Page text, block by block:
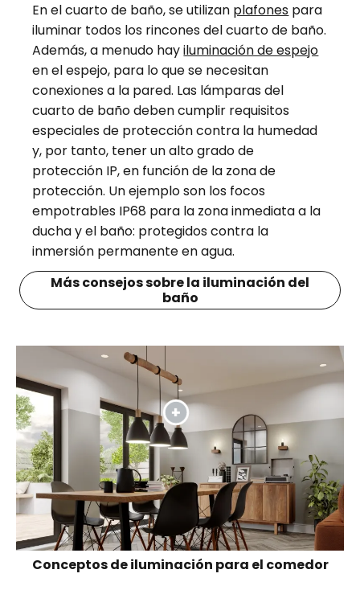
En el cuarto de baño, se utilizan plafones para
iluminar todos los rincones del cuarto de baño.
Además, a menudo hayiluminación de espejo
en el espejo, para lo que se necesitan
conexiones a la pared. Las lámparas del
cuarto de baño deben cumplir requisitos
especiales de protección contra la humedad
y, por tanto, tener un alto grado de
protección IP, en función de la zona de
protección. Un ejemplo son los focos
empotrables IP68 para la zona inmediata a la
ducha y el baño: protegidos contra la
inmersión permanente en agua.
Más consejos sobre la iluminación del
baño
Conceptos de iluminación para el comedor